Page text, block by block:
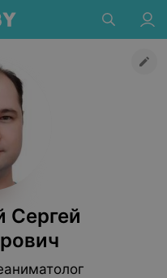
Сергей